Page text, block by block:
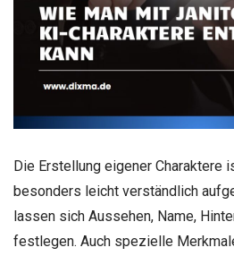
Die Erstellung eigener Charaktere
besonders leicht verständlich
lassen sich Aussehen, Name,
festlegen. Auch spezielle